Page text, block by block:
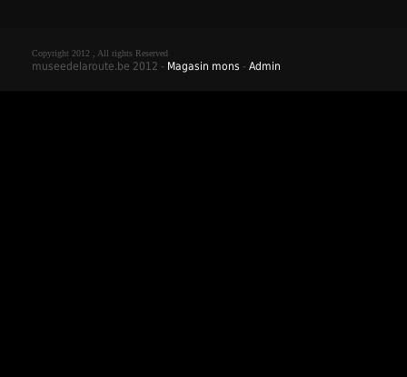
Copyright 2012 , All rights Reserved
museedelaroute.be 2012 - Magasin mons - Admin